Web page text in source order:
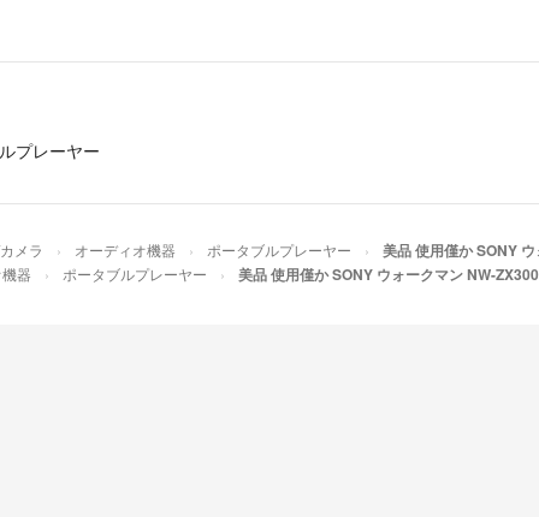
プレーヤー
メラ オーディオ機器 ポータブルプレーヤー 美品 使用僅か SONY
器 ポータブルプレーヤー 美品 使用僅か SONY ウォークマン NW-ZX300